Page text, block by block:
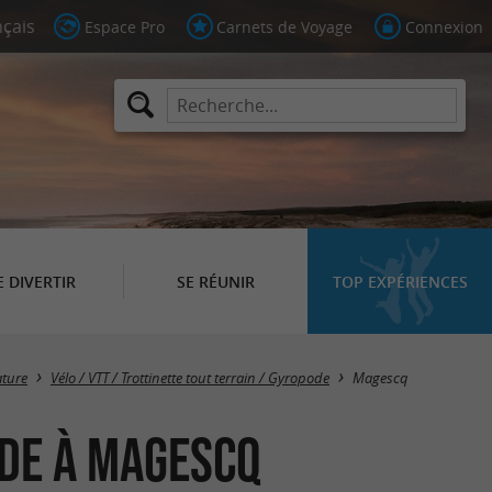
Espace Pro Carnets de Voyage Connexion
DIVERTIR SE RÉUNIR TOP EXPÉRIENCES
Masquer la carte
Vélo / VTT / Trottinette tout terrain / Gyropode Magescq
à Magescq